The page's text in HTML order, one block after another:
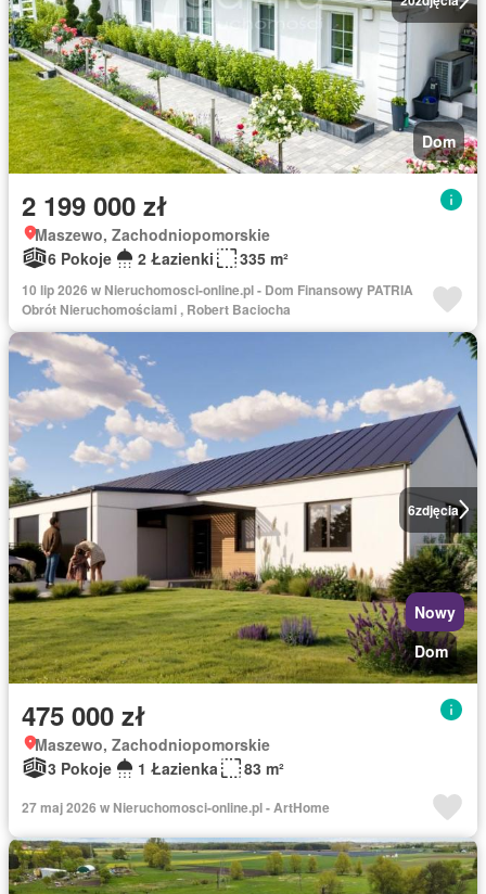
Dom
2 199 000 zł
Maszewo, Zachodniopomorskie
6 Pokoje
2 Łazienki 335 m²
10 lip 2026 w Nieruchomosci-online.pl - Dom Finansowy PATRIA
Obrót Nieruchomościami , Robert Baciocha
6zdjęcia
Nowy
Dom
475 000 zł
Maszewo, Zachodniopomorskie
3 Pokoje
1 Łazienka 83 m²
27 maj 2026 w Nieruchomosci-online.pl - ArtHome